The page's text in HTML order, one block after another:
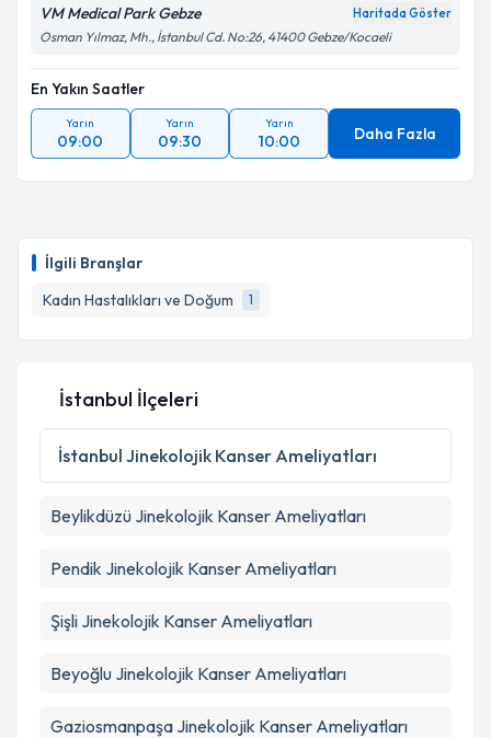
İlgili Branşlar
Kadın Hastalıkları ve Doğum
1
Kişisel verilerimin işlenmesine ilişkin
Aydınlatma
Metni'ni okudum ve kişisel verilerimin belirtilen
kapsamda işlenmesini kabul ediyorum.
Takvim Talebini Gönder
VM Medical Park Gebze Haritada Göster
Osman Yılmaz, Mh., İstanbul Cd. No:26, 41400 Gebze/Kocaeli
En Yakın Saatler
Yarın
09:00
Yarın
09:30
Yarın
10:00 Daha Fazla
İstanbul İlçeleri
İstanbul Jinekolojik Kanser Ameliyatları
Beylikdüzü Jinekolojik Kanser Ameliyatları
Pendik Jinekolojik Kanser Ameliyatları
Şişli Jinekolojik Kanser Ameliyatları
Beyoğlu Jinekolojik Kanser Ameliyatları
Gaziosmanpaşa Jinekolojik Kanser Ameliyatları